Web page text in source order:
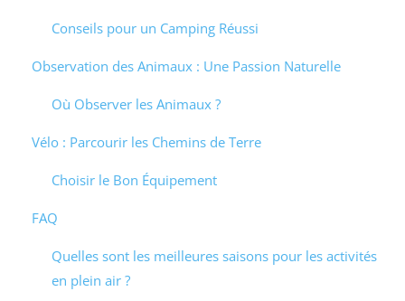
Conseils pour un Camping Réussi
Observation des Animaux : Une Passion Naturelle
Où Observer les Animaux ?
Vélo : Parcourir les Chemins de Terre
Choisir le Bon Équipement
FAQ
Quelles sont les meilleures saisons pour les activités
en plein air ?